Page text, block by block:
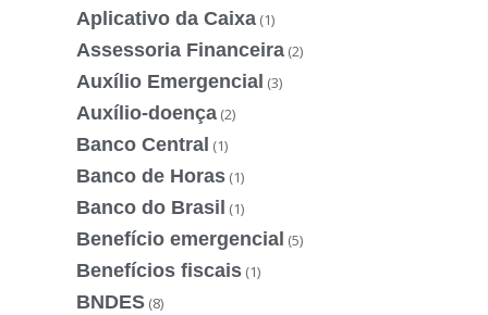
Aplicativo da Caixa (1)
Assessoria Financeira (2)
Auxílio Emergencial (3)
Auxílio-doença (2)
Banco Central (1)
Banco de Horas (1)
Banco do Brasil (1)
Benefício emergencial (5)
Benefícios fiscais (1)
BNDES (8)